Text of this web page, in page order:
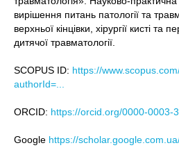
вирішення питань патології та
верхньої кінцівки, хірургії кисті та
дитячої травматології.
SCOPUS ID: https://
authorId=...
ORCID: https://orcid.org/0000-0003-
Google https://